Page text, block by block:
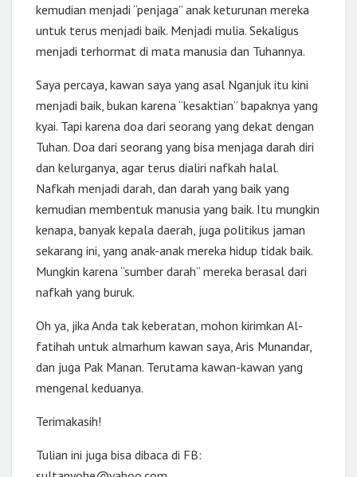
kemudian menjadi “penjaga” anak keturunan mereka
untuk terus menjadi baik. Menjadi mulia. Sekaligus
menjadi terhormat di mata manusia dan Tuhannya.
Saya percaya, kawan saya yang asal Nganjuk itu kini
menjadi baik, bukan karena “kesaktian” bapaknya yang
kyai. Tapi karena doa dari seorang yang dekat dengan
Tuhan. Doa dari seorang yang bisa menjaga darah diri
dan kelurganya, agar terus dialiri nafkah halal.
Nafkah menjadi darah, dan darah yang baik yang
kemudian membentuk manusia yang baik. Itu mungkin
kenapa, banyak kepala daerah, juga politikus jaman
sekarang ini, yang anak-anak mereka hidup tidak baik.
Mungkin karena “sumber darah” mereka berasal dari
nafkah yang buruk.
Oh ya, jika Anda tak keberatan, mohon kirimkan Al-
fatihah untuk almarhum kawan saya, Aris Munandar,
dan juga Pak Manan. Terutama kawan-kawan yang
mengenal keduanya.
Terimakasih!
Tulian ini juga bisa dibaca di FB: